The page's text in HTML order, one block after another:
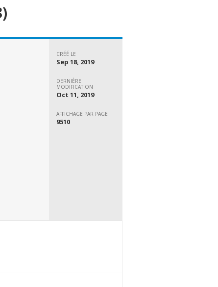
CRÉÉ LE
Sep 18, 2019
DERNIÈRE
MODIFICATION
Oct 11, 2019
AFFICHAGE PAR PAGE
9510